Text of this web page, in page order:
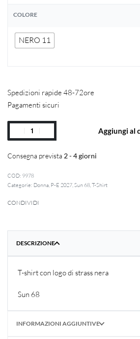
COLORE
NERO 11
Spedizioni rapide 48-72ore
Pagamenti sicuri
Aggiungi al
Consegna prevista 2 - 4 giorni
9978
Categorie: Donna, P-E 2027,Sun 68,T-Shirt
CONDIVIDI
DESCRIZIONE
T-shirt con logo di strass nera
Sun 68
INFORMAZIONI AGGIUNTIVE